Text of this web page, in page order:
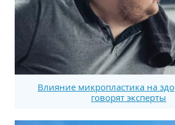
Влияние микропластика на
говорят эксперты